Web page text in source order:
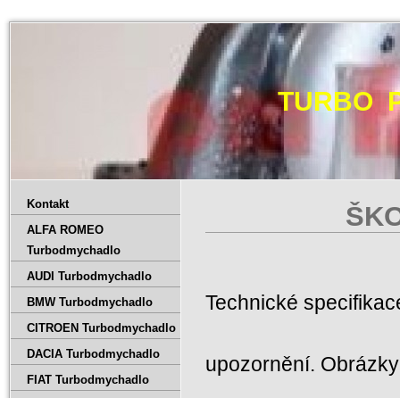
TURBO
Technické
upozornění.
Kontakt
ALFA ROMEO
Turbodmychadlo
AUDI Turbodmychadlo
BMW Turbodmychadlo
CITROEN Turbodmychadlo
DACIA Turbodmychadlo
FIAT Turbodmychadlo